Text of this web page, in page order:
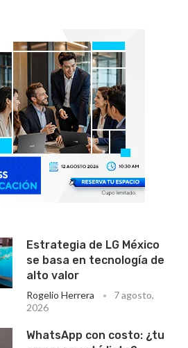
Estrategia de LG México
se basa en tecnología de
alto valor
Rogelio Herrera
7 agosto,
2026
WhatsApp con costo: ¿tu